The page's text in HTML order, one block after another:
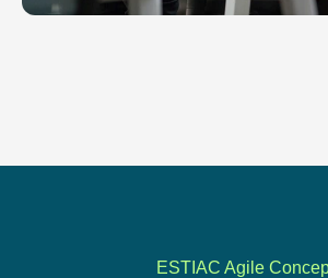
ESTIAC Agile